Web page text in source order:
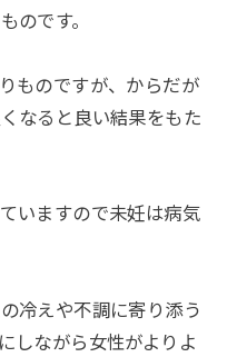
のです。
ものですが、からだが
なると良い結果をもた
いますので未妊は病気
冷えや不調に寄り添う
しながら女性がよりよ